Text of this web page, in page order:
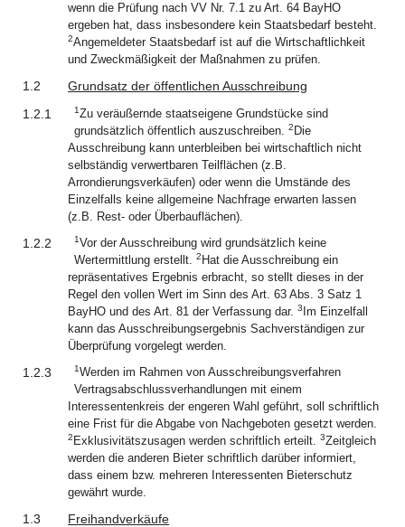
wenn die Prüfung nach VV Nr. 7.1 zu Art. 64 BayHO
ergeben hat, dass insbesondere kein Staatsbedarf besteht.
2Angemeldeter Staatsbedarf ist auf die Wirtschaftlichkeit
und Zweckmäßigkeit der Maßnahmen zu prüfen.
1.2
Grundsatz der öffentlichen Ausschreibung
1.2.1
1Zu veräußernde staatseigene Grundstücke sind
grundsätzlich öffentlich auszuschreiben. 2 Die
Ausschreibung kann unterbleiben bei wirtschaftlich nicht
selbständig verwertbaren Teilflächen (z.B.
Arrondierungsverkäufen) oder wenn die Umstände des
Einzelfalls keine allgemeine Nachfrage erwarten lassen
(z.B. Rest- oder Überbauflächen).
1.2.2 1Vor der Ausschreibung wird grundsätzlich keine
Wertermittlung erstellt. 2 Hat die Ausschreibung ein
repräsentatives Ergebnis erbracht, so stellt dieses in der
Regel den vollen Wert im Sinn des Art. 63 Abs. 3 Satz 1
BayHO und des Art. 81 der Verfassung dar. 3 Im Einzelfall
kann das Ausschreibungsergebnis Sachverständigen zur
Überprüfung vorgelegt werden.
1.2.3 1Werden im Rahmen von Ausschreibungsverfahren
Vertragsabschlussverhandlungen mit einem
Interessentenkreis der engeren Wahl geführt, soll schriftlich
eine Frist für die Abgabe von Nachgeboten gesetzt werden.
2 Exklusivitätszusagen werden schriftlich erteilt. 3Zeitgleich
werden die anderen Bieter schriftlich darüber informiert,
dass einem bzw. mehreren Interessenten Bieterschutz
gewährt wurde.
1.3
Freihandverkäufe